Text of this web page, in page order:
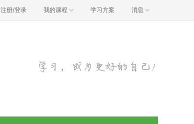
注册/登录 我的课程 学习方案 消息